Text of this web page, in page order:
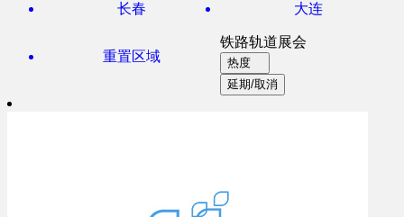
长春 大连
重置区域
铁路轨道展会
热度
延期/取消